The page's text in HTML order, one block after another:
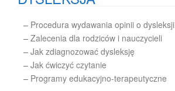
– Procedura wydawania opinii o dysleksji
– Zalecenia dla rodziców i nauczycieli
– Jak zdiagnozować dysleksję
– Jak ćwiczyć czytanie
– Programy edukacyjno-terapeutyczne